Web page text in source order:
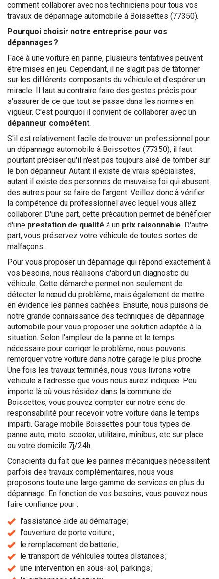
comment collaborer avec nos techniciens pour tous vos
travaux de dépannage automobile à Boissettes (77350).
Pourquoi choisir notre entreprise pour vos
dépannages ?
Face à une voiture en panne, plusieurs tentatives peuvent
être mises en jeu. Cependant, il ne s'agit pas de tâtonner
sur les différents composants du véhicule et d'espérer un
miracle. Il faut au contraire faire des gestes précis pour
s'assurer de ce que tout se passe dans les normes en
vigueur. C'est pourquoi il convient de collaborer avec un
dépanneur compétent.
S'il est relativement facile de trouver un professionnel pour
un dépannage automobile à Boissettes (77350), il faut
pourtant préciser qu'il n'est pas toujours aisé de tomber sur
le bon dépanneur. Autant il existe de vrais spécialistes,
autant il existe des personnes de mauvaise foi qui abusent
des autres pour se faire de l'argent. Veillez donc à vérifier
la compétence du professionnel avec lequel vous allez
collaborer. D'une part, cette précaution permet de bénéficier
d'une prestation de qualité à un prix raisonnable. D'autre
part, vous préservez votre véhicule de toutes sortes de
malfaçons.
Pour vous proposer un dépannage qui répond exactement à
vos besoins, nous réalisons d'abord un diagnostic du
véhicule. Cette démarche permet non seulement de
détecter le nœud du problème, mais également de mettre
en évidence les pannes cachées. Ensuite, nous puisons de
notre grande connaissance des techniques de dépannage
automobile pour vous proposer une solution adaptée à la
situation. Selon l'ampleur de la panne et le temps
nécessaire pour corriger le problème, nous pouvons
remorquer votre voiture dans notre garage le plus proche.
Une fois les travaux terminés, nous vous livrons votre
véhicule à l'adresse que vous nous aurez indiquée. Peu
importe là où vous résidez dans la commune de
Boissettes, vous pouvez compter sur notre sens de
responsabilité pour recevoir votre voiture dans le temps
imparti. Garage mobile Boissettes pour tous types de
panne auto, moto, scooter, utilitaire, minibus, etc sur place
ou votre domicile 7j/24h.
Conscients du fait que les pannes mécaniques nécessitent
parfois des travaux complémentaires, nous vous
proposons toute une large gamme de services en plus du
dépannage. En fonction de vos besoins, vous pouvez nous
faire confiance pour :
l'assistance aide au démarrage ;
l'ouverture de porte voiture ;
le remplacement de batterie ;
le transport de véhicules toutes distances ;
une intervention en sous-sol, parkings ;